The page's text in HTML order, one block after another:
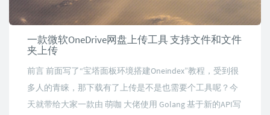
一款微软OneDrive网盘上传工具 支持文件和文件
夹上传
前言 前面写了“宝塔面板环境搭建Oneindex”教程，受到很
多人的青睐，那下载有了上传是不是也需要个工具呢？今
天就带给大家一款由 萌咖 大佬使用 Golang 基于新的API写